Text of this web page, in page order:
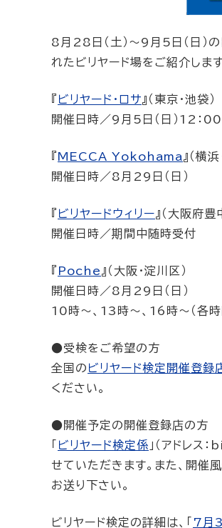
8月28日（土）～9月5日（日）
れたビリヤード場をご紹介します
『 ビリヤード・ロサ 』（東京・池袋）
開催日時／9月5日（日）12：
『 MECCA Yokohama 』（横
開催日時／8月29日（日）
『 ビリヤードウィリー 』（大阪府豊
開催日時／期間中随時受付
『 Poche 』（大阪・淀川区）
開催日時／8月29日（日）
10時～、13時～、16時～（各時
●受検をご希望の方
全国の ビリヤード検定開催登録
ください。
●開催予定の開催登録店の方
ビリヤード検定係 」（アドレ
せていただきます。また、開催
お送り下さい。
ビリヤード検定の詳細は、「 7月